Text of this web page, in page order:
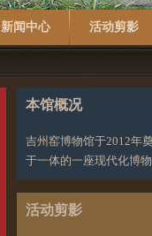
新闻中心 活动剪影
本馆概况
吉州窑博物馆于2012年
于一体的一座现代化博
活动剪影